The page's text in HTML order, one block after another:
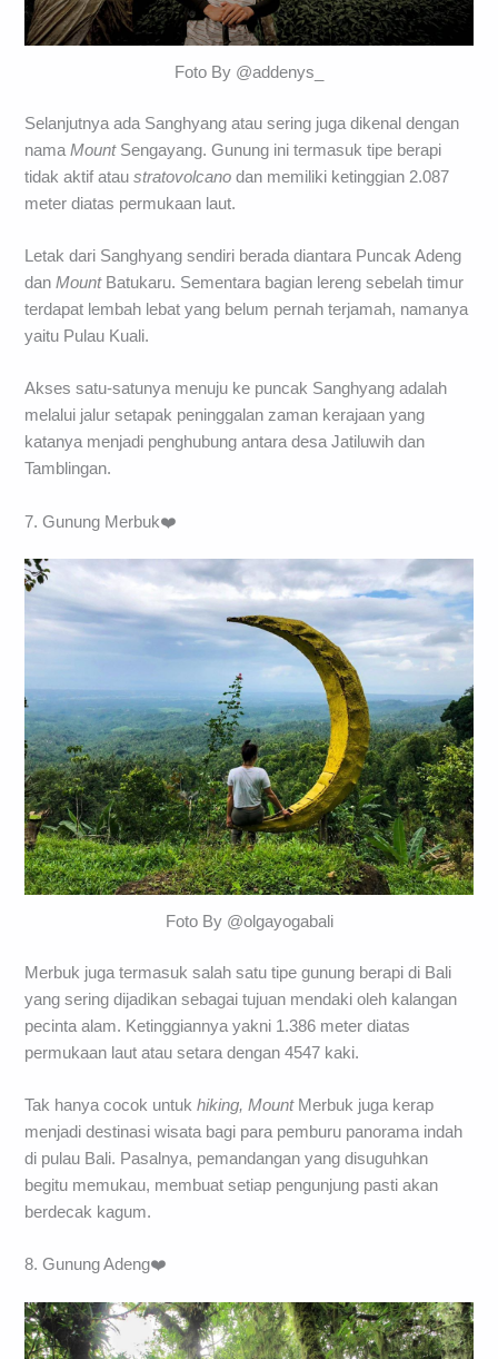
Foto By @addenys_
Selanjutnya ada Sanghyang atau sering juga dikenal dengan
namaMountSengayang. Gunung ini termasuk tipe berapi
tidak aktif ataustratovolcano dan memiliki ketinggian 2.087
meter diatas permukaan laut.
Letak dari Sanghyang sendiri berada diantara Puncak Adeng
danMountBatukaru. Sementara bagian lereng sebelah timur
terdapat lembah lebat yang belum pernah terjamah, namanya
yaitu Pulau Kuali.
Akses satu-satunya menuju ke puncak Sanghyang adalah
melalui jalur setapak peninggalan zaman kerajaan yang
katanya menjadi penghubung antara desa Jatiluwih dan
Tamblingan.
7. Gunung Merbuk❤️
Foto By @olgayogabali
Merbuk juga termasuk salah satu tipe gunung berapi di Bali
yang sering dijadikan sebagai tujuan mendaki oleh kalangan
pecinta alam. Ketinggiannya yakni 1.386 meter diatas
permukaan laut atau setara dengan 4547 kaki.
Tak hanya cocok untukhiking, MountMerbuk juga kerap
menjadi destinasi wisata bagi para pemburu panorama indah
di pulau Bali. Pasalnya, pemandangan yang disuguhkan
begitu memukau, membuat setiap pengunjung pasti akan
berdecak kagum.
8. Gunung Adeng❤️